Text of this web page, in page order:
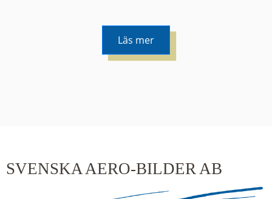
Läs mer
SVENSKA AERO-BILDER AB